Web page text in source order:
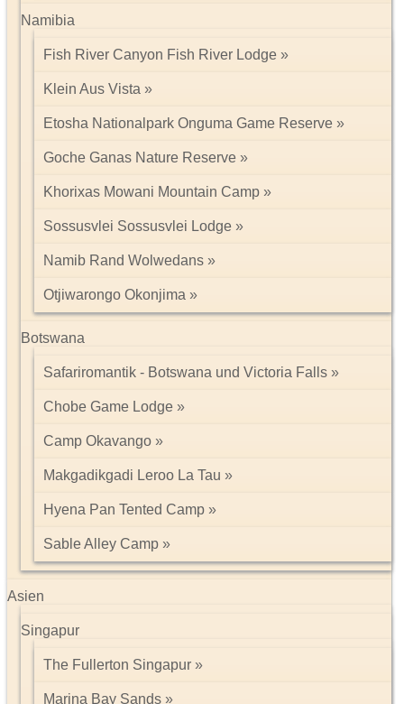
Namibia
Fish River Canyon Fish River Lodge
Klein Aus Vista
Etosha Nationalpark Onguma Game Reserve
Goche Ganas Nature Reserve
Khorixas Mowani Mountain Camp
Sossusvlei Sossusvlei Lodge
Namib Rand Wolwedans
Otjiwarongo Okonjima
Botswana
Safariromantik - Botswana und Victoria Falls
Chobe Game Lodge
Camp Okavango
Makgadikgadi Leroo La Tau
Hyena Pan Tented Camp
Sable Alley Camp
Asien
Singapur
The Fullerton Singapur
Marina Bay Sands